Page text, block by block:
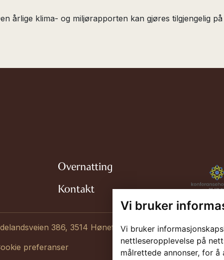
Vi bruker
Vi bruker
nettleseropplevelse på
målrettede annonser, for
årlige klima- og miljørapporten kan gjøres tilgjengelig
Overnatting
Kontakt
386, 3514 Hønefoss
preferanser